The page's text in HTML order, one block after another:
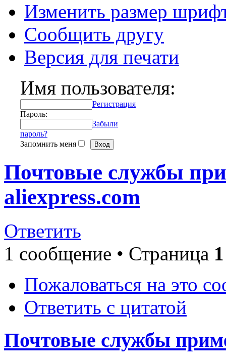
Изменить размер
Сообщить другу
Версия для печати
Имя пользователя:
Регистрация
Пароль:
Забыли
пароль?
Запомнить меня
Почтовые службы
aliexpress.com
Ответить
1 сообщение • Страница 1
Пожаловаться на это
Ответить с цитатой
Почтовые службы